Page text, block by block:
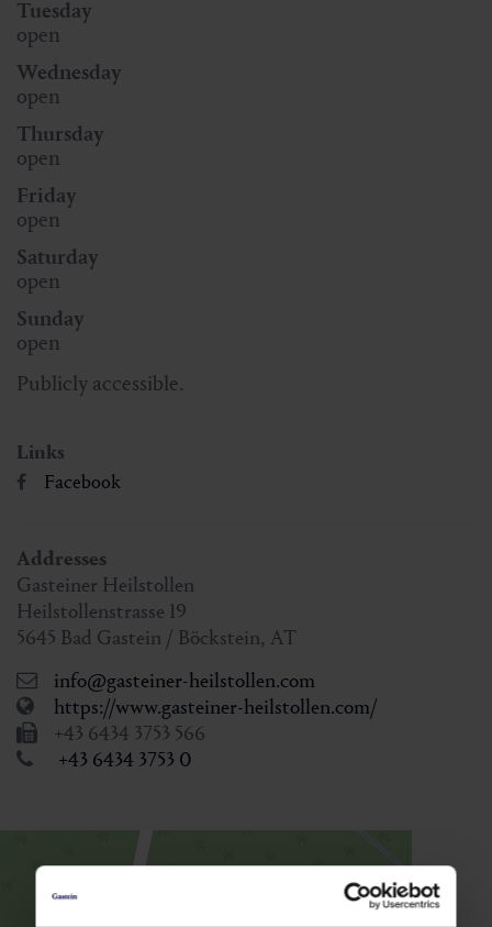
Tuesday
open
Wednesday
open
Thursday
open
Friday
open
Saturday
open
Sunday
open
Publicly accessible.
Links
Facebook
Addresses
Gasteiner Heilstollen
Heilstollenstrasse 19
5645 Bad Gastein / Böckstein, AT
info@gasteiner-heilstollen.com
https://www.gasteiner-heilstollen.com/
+43 6434 3753 566
+43 6434 3753 0